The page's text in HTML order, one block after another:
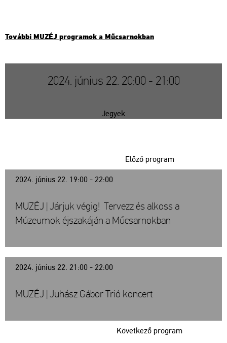
To­váb­bi MUZÉJ prog­ra­mok a Mű­csar­nok­ban
2024. június 22. 20:00 - 21:00
Jegyek
2024. június 22. 19:00 - 22:00
Előző program
MUZÉJ | Járjuk végig! Tervezz és alkoss a
Múzeumok éjszakáján a Műcsarnokban
2024. június 22. 21:00 - 22:00
Következő program
MUZÉJ | Juhász Gábor Trió koncert